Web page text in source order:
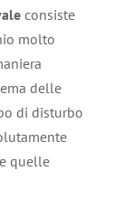
consiste
molto
delle
di disturbo
quelle